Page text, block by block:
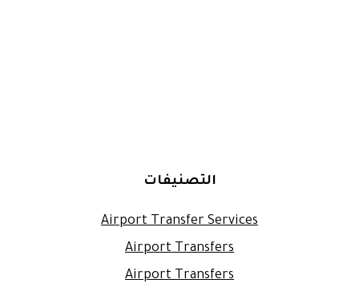
التصنيفات
Airport Transfer Services
Airport Transfers
Airport Transfers